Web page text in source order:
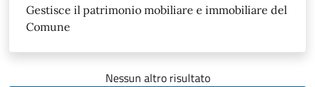
Gestisce il patrimonio mobiliare e immobiliare del
Comune
Nessun altro risultato